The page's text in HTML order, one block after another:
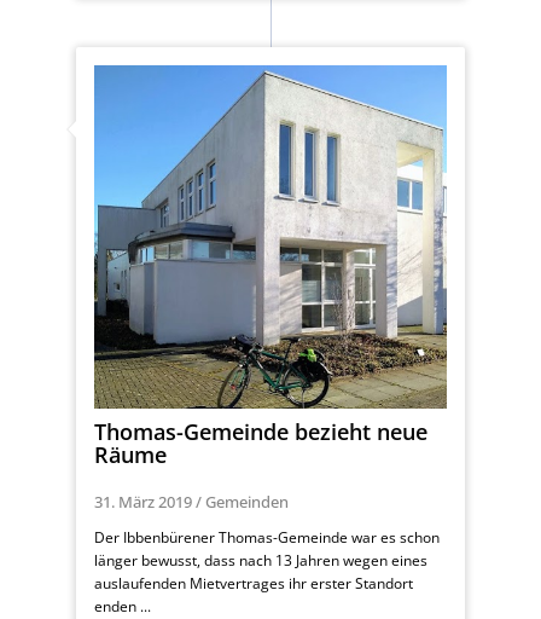
Thomas-Gemeinde bezieht neue
Räume
31. März 2019/ Gemeinden
Der Ibbenbürener Thomas-Gemeinde war es schon
länger bewusst, dass nach 13 Jahren wegen eines
auslaufenden Mietvertrages ihr erster Standort
enden ...